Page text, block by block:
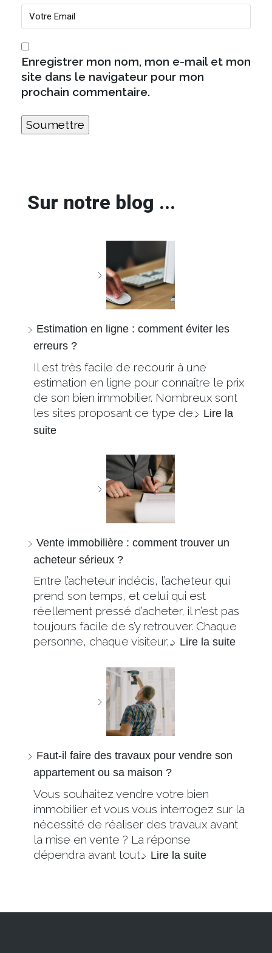
Enregistrer mon nom, mon e-mail et mon
site dans le navigateur pour mon
prochain commentaire.
Sur notre blog ...
Estimation en ligne : comment éviter les
erreurs ?
Il est très facile de recourir à une
estimation en ligne pour connaître le prix
de son bien immobilier. Nombreux sont
les sites proposant ce type de… Lire la
suite
Vente immobilière : comment trouver un
acheteur sérieux ?
Entre l’acheteur indécis, l’acheteur qui
prend son temps, et celui qui est
réellement pressé d’acheter, il n’est pas
toujours facile de s’y retrouver. Chaque
personne, chaque visiteur,… Lire la suite
Faut-il faire des travaux pour vendre son
appartement ou sa maison ?
Vous souhaitez vendre votre bien
immobilier et vous vous interrogez sur la
nécessité de réaliser des travaux avant
la mise en vente ? La réponse
dépendra avant tout… Lire la suite